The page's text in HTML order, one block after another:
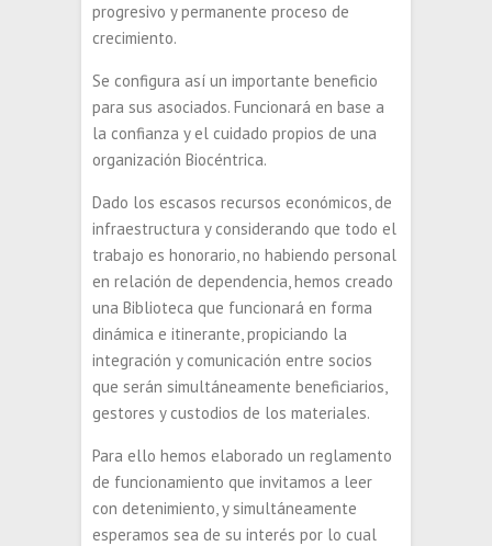
progresivo y permanente proceso de
crecimiento.
Se configura así un importante beneficio
para sus asociados. Funcionará en base a
la confianza y el cuidado propios de una
organización Biocéntrica.
Dado los escasos recursos económicos, de
infraestructura y considerando que todo el
trabajo es honorario, no habiendo personal
en relación de dependencia, hemos creado
una Biblioteca que funcionará en forma
dinámica e itinerante, propiciando la
integración y comunicación entre socios
que serán simultáneamente beneficiarios,
gestores y custodios de los materiales.
Para ello hemos elaborado un reglamento
de funcionamiento que invitamos a leer
con detenimiento, y simultáneamente
esperamos sea de su interés por lo cual